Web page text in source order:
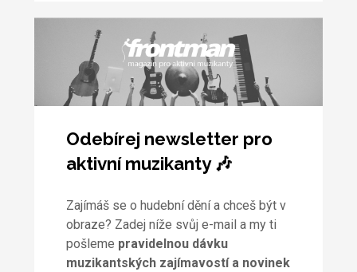
Odebírej newsletter pro
aktivní muzikanty 🎶
Zajímáš se o hudební dění a chceš být v
obraze? Zadej níže svůj e-mail a my ti
pošleme pravidelnou dávku
muzikantských zajímavostí a novinek